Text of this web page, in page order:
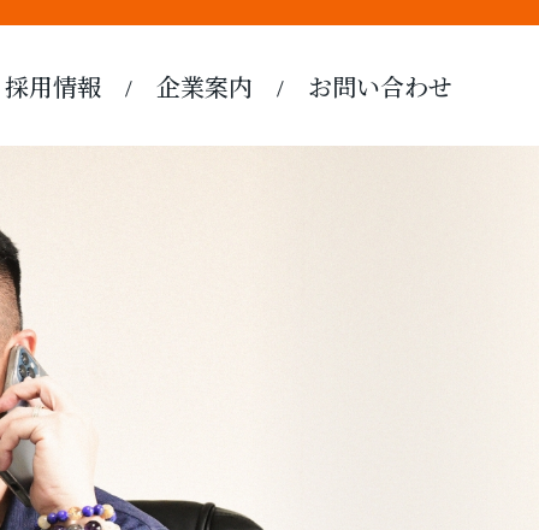
採用情報 企業案内 お問い合わせ